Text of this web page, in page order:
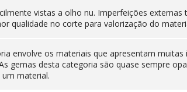
vistas a olho nu. Imperfeições
qualidade no corte para valorização do
envolve os materiais que apresentam
gemas desta categoria são quase sempre
material.